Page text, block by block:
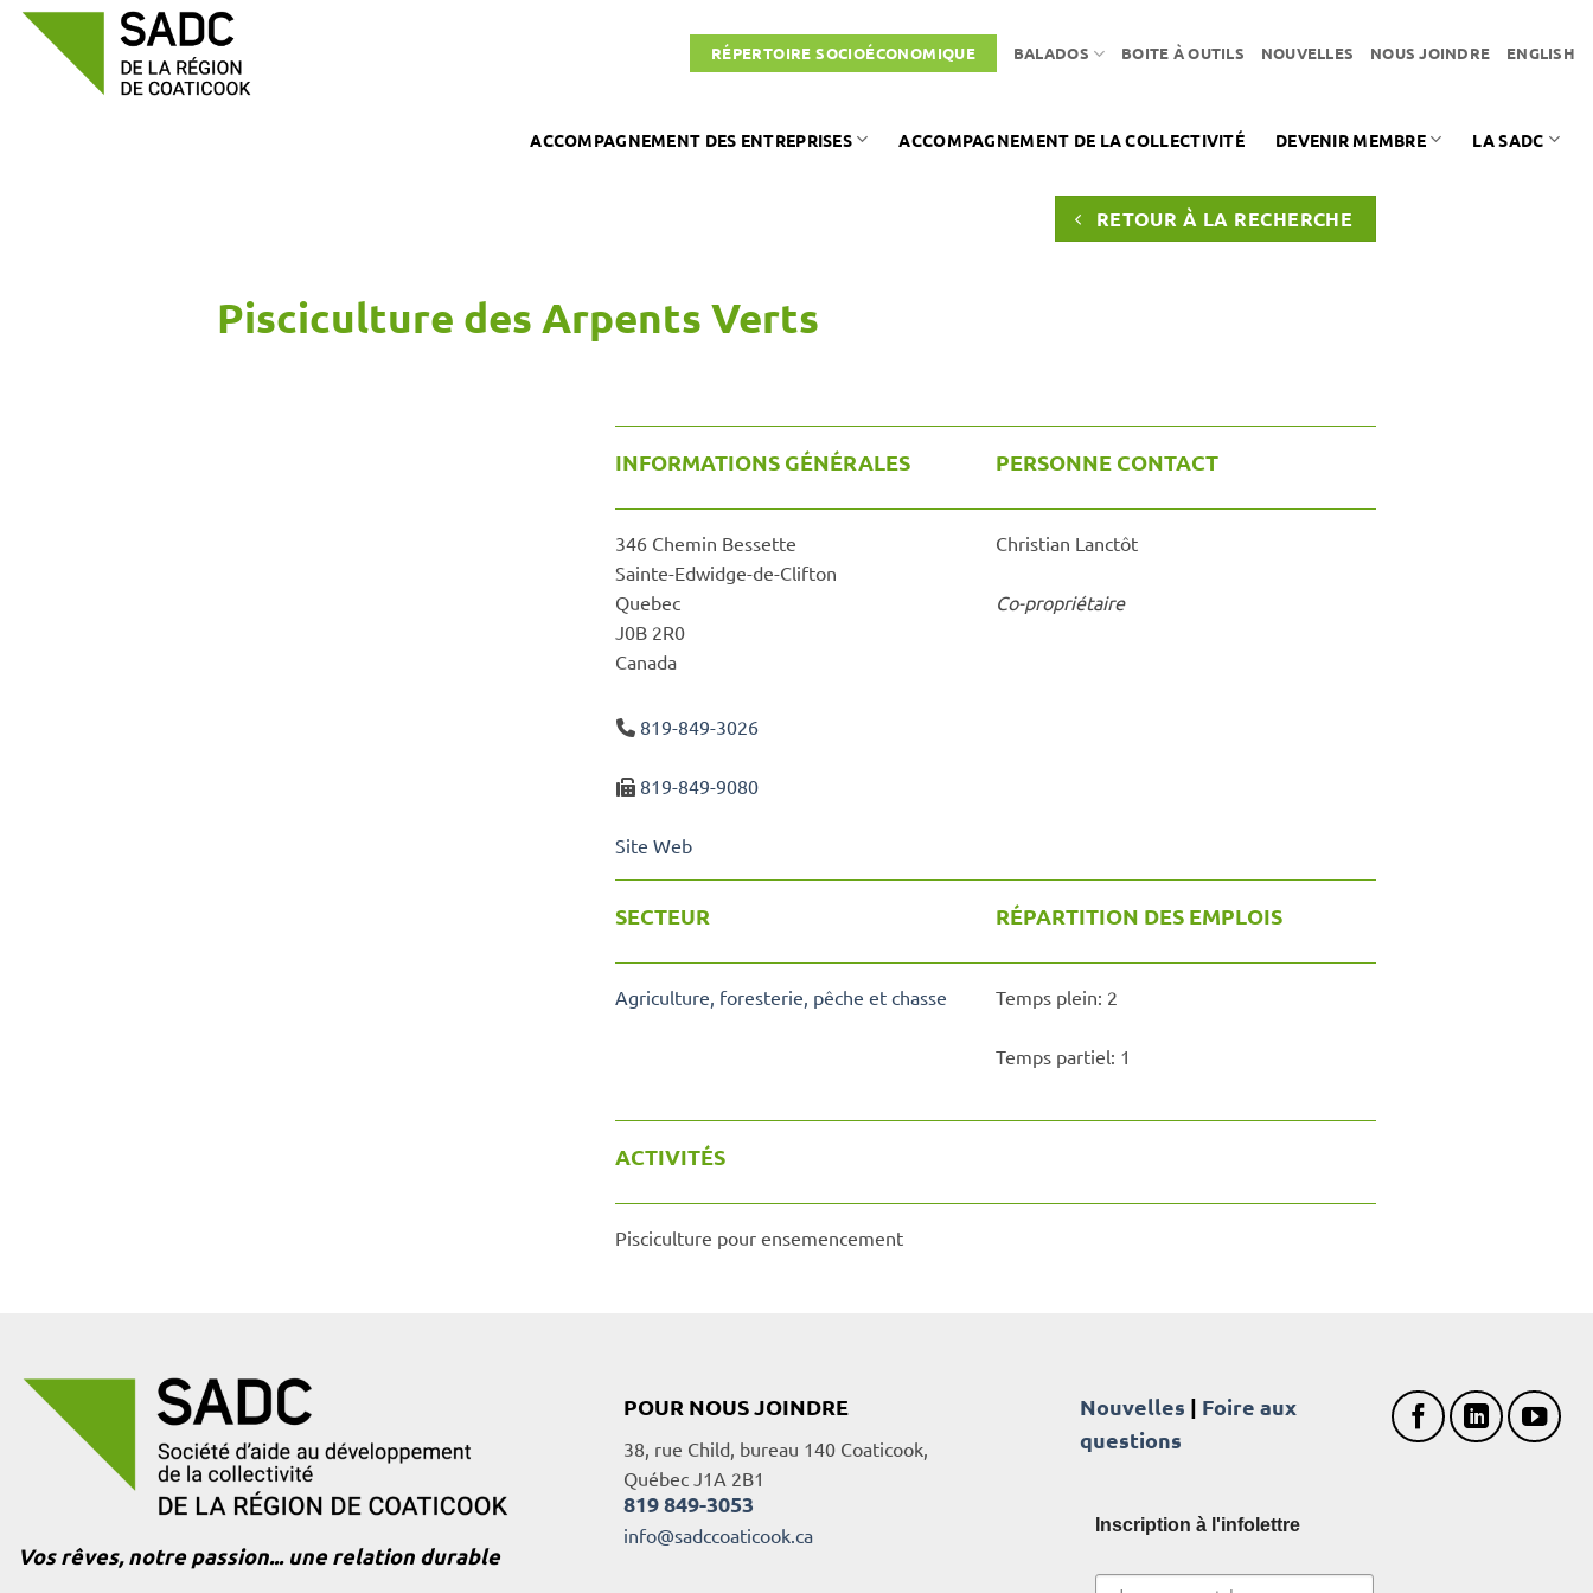
Passer
RÉPERTOIRE SOCIOÉCONOMIQUE BALADOS BOITE À OUTILS NOUVELLES NOUS JOINDRE ENGLISH
ACCOMPAGNEMENT DES ENTREPRISES ACCOMPAGNEMENT DE LA COLLECTIVITÉ DEVENIR MEMBRE LA SADC
RETOUR À LA RECHERCHE
Pisciculture des Arpents Verts
INFORMATIONS GÉNÉRALES PERSONNE CONTACT
346 Chemin Bessette
Sainte-Edwidge-de-Clifton
Quebec
J0B 2R0
Canada
819-849-3026
819-849-9080
Site Web
Christian Lanctôt
Co-propriétaire
SECTEUR RÉPARTITION DES EMPLOIS
Agriculture, foresterie, pêche et chasse Temps plein: 2
Temps partiel: 1
ACTIVITÉS
Pisciculture pour ensemencement
Vos rêves, notre passion... une relation durable
POUR NOUS JOINDRE
38, rue Child, bureau 140 Coaticook,
Québec J1A 2B1
819 849-3053
info@sadccoaticook.ca
Nouvelles | Foire aux
questions
Inscription à l'infolettre